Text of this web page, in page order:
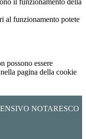
il funzionamento della
al funzionamento potete
possono essere
pagina della cookie
NOTARESCO